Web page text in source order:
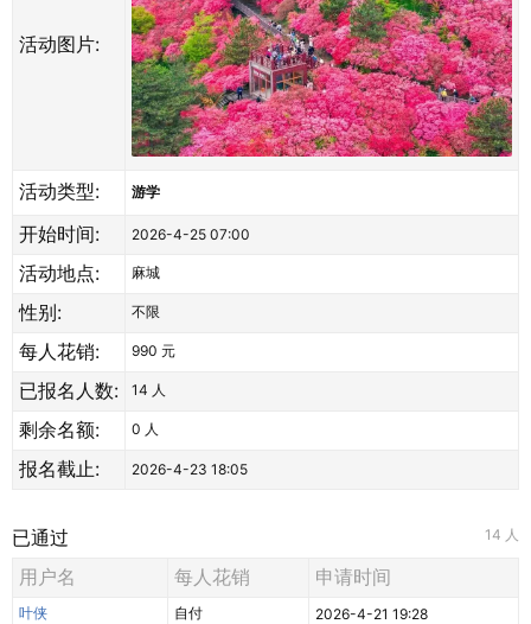
活动图片:
活动类型: 游学
开始时间: 2026-4-25 07:00
活动地点: 麻城
性别: 不限
每人花销: 990 元
已报名人数: 14 人
剩余名额: 0 人
报名截止: 2026-4-23 18:05
已通过 14 人
用户名 每人花销 申请时间
叶侠 自付
2026-4-21 19:28